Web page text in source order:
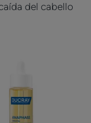
del cabello